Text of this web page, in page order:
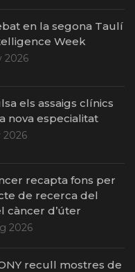
en la segona Taulí
Week
2026
els assaigs clínics
nova especialitat
2026
recapta fons per
de recerca del
càncer d’úter
2026
recull mostres de